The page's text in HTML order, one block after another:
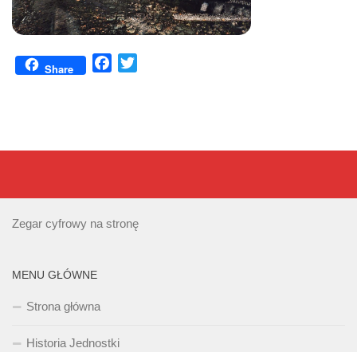
Share Facebook
Zegar cyfrowy na stronę
MENU GŁÓWNE
Strona główna
Historia Jednostki